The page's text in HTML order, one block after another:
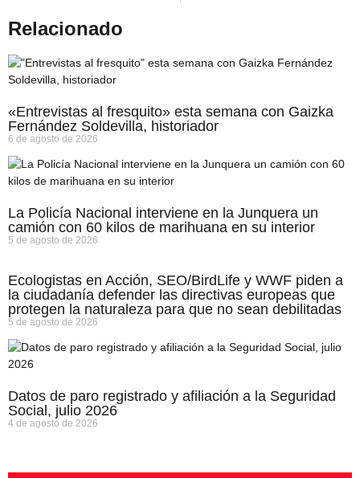
Relacionado
«Entrevistas al fresquito» esta semana con Gaizka
Fernández Soldevilla, historiador
6 de agosto de 2026
La Policía Nacional interviene en la Junquera un
camión con 60 kilos de marihuana en su interior
5 de agosto de 2026
Ecologistas en Acción, SEO/BirdLife y WWF piden a
la ciudadanía defender las directivas europeas que
protegen la naturaleza para que no sean debilitadas
5 de agosto de 2026
Datos de paro registrado y afiliación a la Seguridad
Social, julio 2026
4 de agosto de 2026